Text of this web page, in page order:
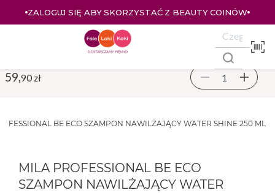
ZALOGUJ SIĘ ABY SKORZYSTAĆ Z BEAUTY COINÓW
BE ECO SZAMPON NAWILŻAJĄCY WATER SHINE 250 ML
MILA PROFESSIONAL BE ECO
SZAMPON NAWILŻAJĄCY WATER
59, 90 zł